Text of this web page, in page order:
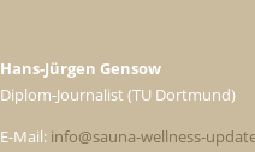
Hans-Jürgen Gensow
Diplom-Journalist (TU Dortmund)
E-Mail: info@sauna-wellness-